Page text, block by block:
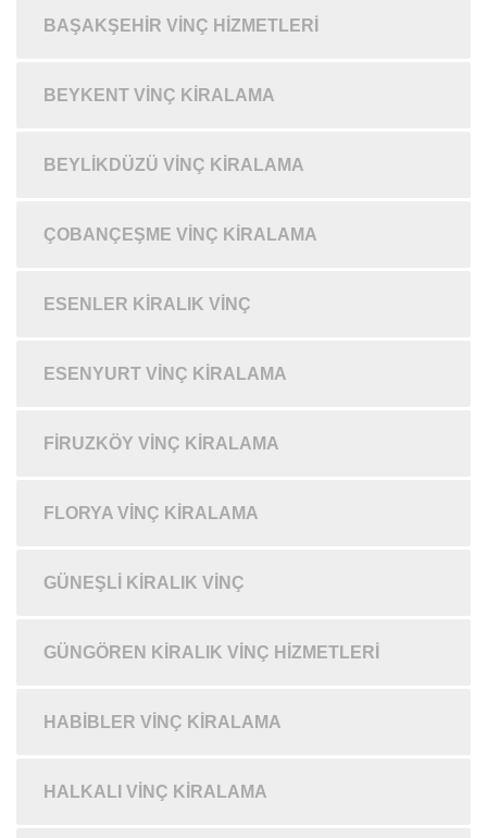
BAŞAKŞEHIR VINÇ HIZMETLERI
BEYKENT VINÇ KIRALAMA
BEYLIKDÜZÜ VINÇ KIRALAMA
ÇOBANÇEŞME VINÇ KIRALAMA
ESENLER KIRALIK VINÇ
ESENYURT VINÇ KIRALAMA
FIRUZKÖY VINÇ KIRALAMA
FLORYA VINÇ KIRALAMA
GÜNEŞLI KIRALIK VINÇ
GÜNGÖREN KIRALIK VINÇ HIZMETLERI
HABIBLER VINÇ KIRALAMA
HALKALI VINÇ KIRALAMA